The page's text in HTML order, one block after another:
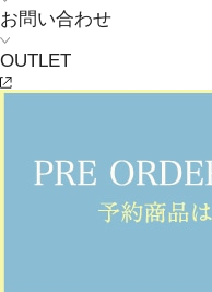
お問い合わせ
OUTLET